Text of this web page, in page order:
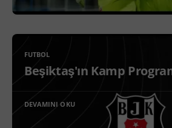
FUTBOL
Beşiktaş'ın Kamp
DEVAMINI OKU